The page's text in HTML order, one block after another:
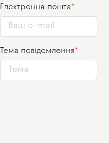
Електронна пошта
Тема повідомлення